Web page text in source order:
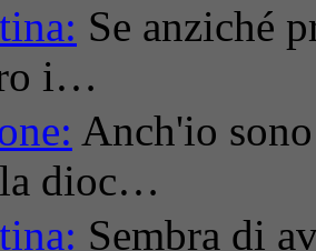
Se anziché
i…
Anch'io
dioc…
Sembra di